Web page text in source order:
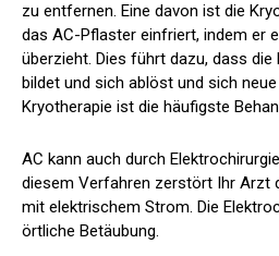
zu entfernen. Eine davon ist die
das AC-Pflaster einfriert, indem er
überzieht. Dies führt dazu, dass
bildet und sich ablöst und sich
Kryotherapie ist die häufigste
AC kann auch durch
diesem Verfahren zerstört Ihr Arzt
mit elektrischem Strom. Die
örtliche Betäubung.